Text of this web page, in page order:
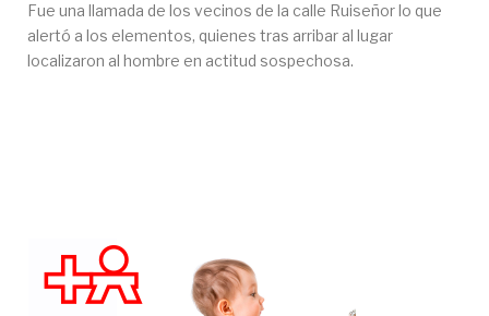
Fue una llamada de los vecinos de la calle Ruiseñor lo que
alertó a los elementos, quienes tras arribar al lugar
localizaron al hombre en actitud sospechosa.